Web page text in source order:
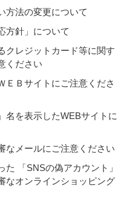
方法の変更について
方針」について
クレジットカード等に関す
ください
ＥＢサイトにご注意くださ
名を表示したWEBサイトに
なメールにご注意ください
た 「SNSの偽アカウント」
なオンラインショッピング